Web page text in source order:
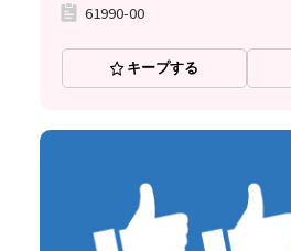
61990-00
キープする